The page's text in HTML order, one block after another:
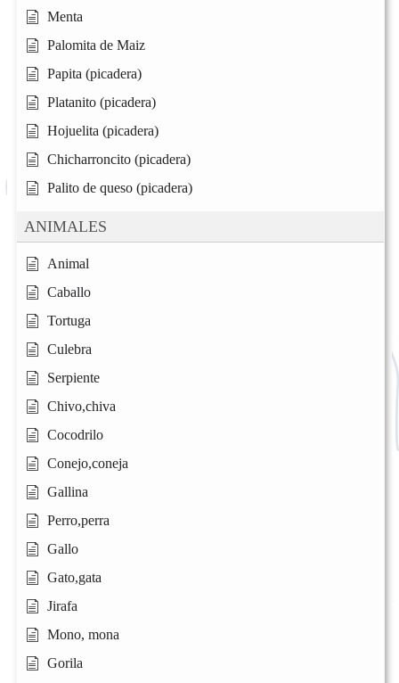
Menta
Palomita de Maiz
Papita (picadera)
Platanito (picadera)
Hojuelita (picadera)
Chicharroncito (picadera)
Palito de queso (picadera)
ANIMALES
Animal
Caballo
Tortuga
Culebra
Serpiente
Chivo,chiva
Cocodrilo
Conejo,coneja
Gallina
Perro,perra
Gallo
Gato,gata
Jirafa
Mono, mona
Gorila